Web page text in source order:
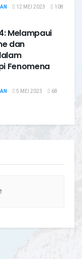
12 MEI 2023 108
Melampaui
dan
Fenomena
5 MEI 2023 68